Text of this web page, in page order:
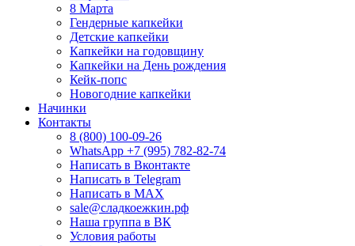
8 Марта
Гендерные капкейки
Детские капкейки
Капкейки на годовщину
Капкейки на День рождения
Кейк-попс
Новогодние капкейки
Начинки
Контакты
8 (800) 100-09-26
WhatsApp +7 (995) 782-82-74
Написать в Вконтакте
Написать в Telegram
Написать в MAX
sale@сладкоежкин.рф
Наша группа в ВК
Условия работы